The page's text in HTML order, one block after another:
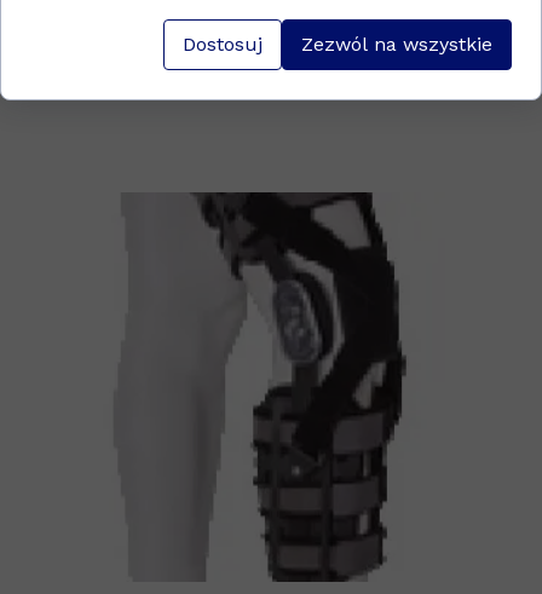
urazy i uszkodzenia łąkotek,
niestabilność stawu na skutek
Dostosuj Zezwól na wszystkie